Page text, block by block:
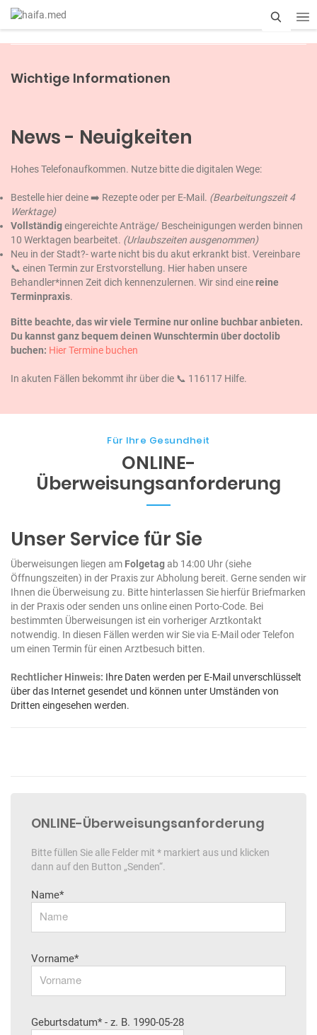
Wichtige Informationen
News - Neuigkeiten
Hohes Telefonaufkommen. Nutze bitte die digitalen Wege:
Bestelle hier deine ➡️ Rezepteoder per E-Mail. (Bearbeitungszeit 4
Werktage)
Vollständigeingereichte Anträge/ Bescheinigungen werden binnen
10 Werktagen bearbeitet. (Urlaubszeiten ausgenommen)
Neu in der Stadt?- warte nicht bis du akut erkrankt bist. Vereinbare
📞 einen Termin zur Erstvorstellung. Hier haben unsere
Behandler*innen Zeit dich kennenzulernen. Wir sind einereine
Terminpraxis.
Bitte beachte, das wir viele Termine nur online buchbar anbieten.
Du kannst ganz bequem deinen Wunschtermin über doctolib
buchen: Hier Termine buchen
In akuten Fällen bekommt ihr über die 📞 116117 Hilfe.
Für Ihre Gesundheit
ONLINE-
Überweisungsanforderung
Unser Service für Sie
Überweisungen liegen am Folgetagab 14:00 Uhr (siehe
Öffnungszeiten) in der Praxis zur Abholung bereit. Gerne senden wir
Ihnen die Überweisung zu. Bitte hinterlassen Sie hierfür Briefmarken
in der Praxis oder senden uns online einen Porto-Code. Bei
bestimmten Überweisungen ist ein vorheriger Arztkontakt
notwendig. In diesen Fällen werden wir Sie via E-Mail oder Telefon
um einen Termin für einen Arztbesuch bitten.
Rechtlicher Hinweis: Ihre Daten werden per E-Mail unverschlüsselt
über das Internet gesendet und können unter Umständen von
Dritten eingesehen werden.
ONLINE-Überweisungsanforderung
Bitte füllen Sie alle Felder mit * markiert aus und klicken
dann auf den Button „Senden“.
Name*
Vorname*
Geburtsdatum* - z. B. 1990-05-28